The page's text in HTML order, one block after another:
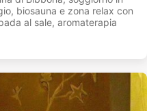
biosauna e zona relax con
al sale, aromaterapia